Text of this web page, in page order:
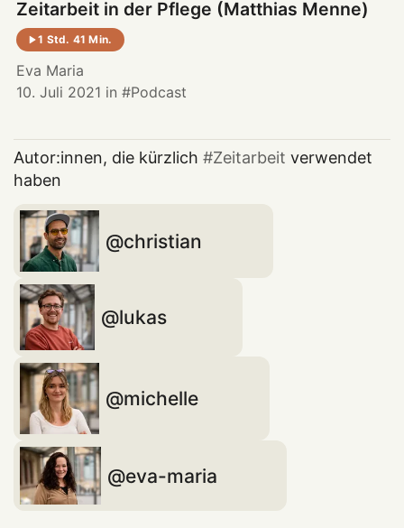
Zeitarbeit in der Pflege (Matthias Menne)
1 Std. 41 Min.
Eva Maria
10. Juli 2021 in Podcast
Autor:innen, die kürzlich Zeitarbeit verwendet
haben
christian
lukas
michelle
eva-maria